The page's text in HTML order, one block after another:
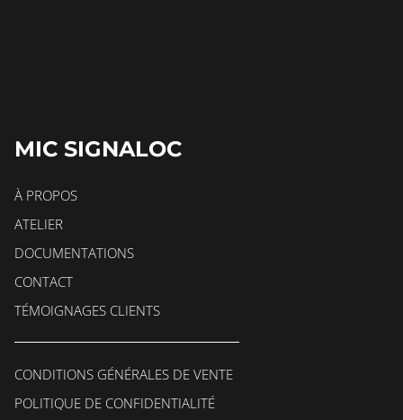
MIC SIGNALOC
À PROPOS
ATELIER
DOCUMENTATIONS
CONTACT
TÉMOIGNAGES CLIENTS
CONDITIONS GÉNÉRALES DE VENTE
POLITIQUE DE CONFIDENTIALITÉ